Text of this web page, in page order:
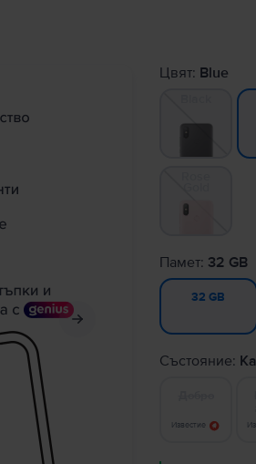
Цвят: Blue
Памет: 32 GB
32 GB
Състояние:
Известие